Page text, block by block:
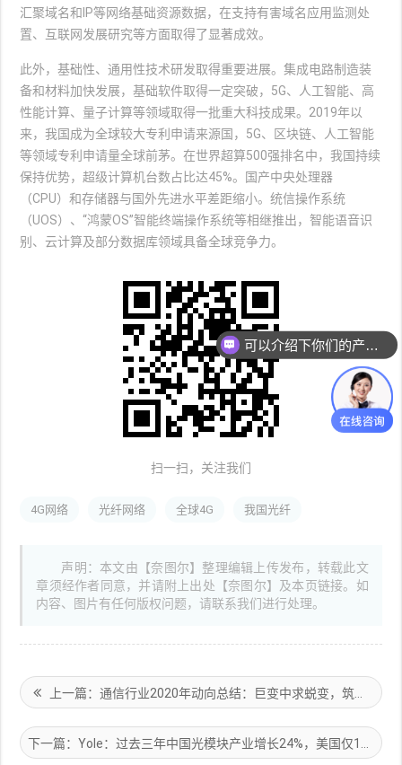
汇聚域名和IP等网络基础资源数据，在支持有害域名应用监测处
置、互联网发展研究等方面取得了显著成效。
此外，基础性、通用性技术研发取得重要进展。集成电路制造装
备和材料加快发展，基础软件取得一定突破，5G、人工智能、高
性能计算、量子计算等领域取得一批重大科技成果。2019年以
来，我国成为全球较大专利申请来源国，5G、区块链、人工智能
等领域专利申请量全球前茅。在世界超算500强排名中，我国持续
保持优势，超级计算机台数占比达45%。国产中央处理器
（CPU）和存储器与国外先进水平差距缩小。统信操作系统
（UOS）、“鸿蒙OS”智能终端操作系统等相继推出，智能语音识
别、云计算及部分数据库领域具备全球竞争力。
扫一扫，关注我们
4G网络 光纤网络 全球4G 我国光纤
声明：本文由【奈图尔】整理编辑上传发布，转载此文
章须经作者同意，并请附上出处【奈图尔】及本页链接。如
内容、图片有任何版权问题，请联系我们进行处理。
上一篇：通信行业2020年动向总结：巨变中求蜕变，筑牢信息通信底座